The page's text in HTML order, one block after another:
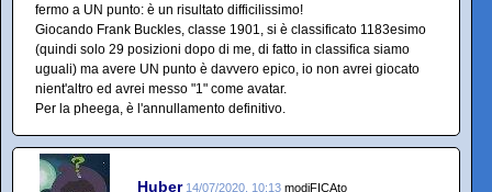
fermo a UN punto: è un risultato difficilissimo!
Giocando Frank Buckles, classe 1901, si è classificato 1183esimo
(quindi solo 29 posizioni dopo di me, di fatto in classifica siamo
uguali) ma avere UN punto è davvero epico, io non avrei giocato
nient'altro ed avrei messo "1" come avatar.
Per la pheega, è l'annullamento definitivo.
Huber 14/07/2020, 10:13 modiFICAto